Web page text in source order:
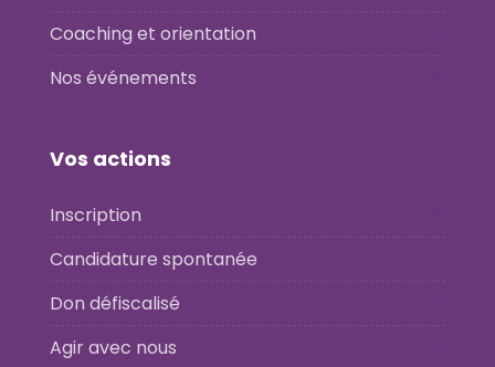
Coaching et orientation
Nos événements
Vos actions
Inscription
Candidature spontanée
Don défiscalisé
Agir avec nous